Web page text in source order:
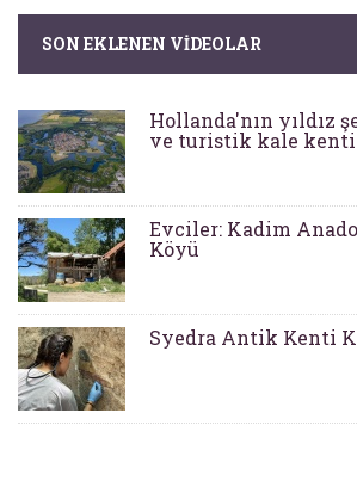
SON EKLENEN VIDEOLAR
Hollanda'nın yıldız
ve turistik kale kenti
Evciler: Kadim
Köyü
Syedra Antik Kenti